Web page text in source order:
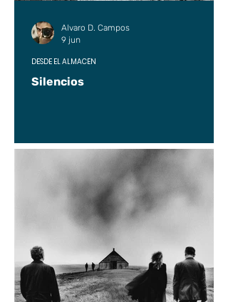
Silencios
DESDE EL ALMACÉN
Alvaro D. Campos
9 jun